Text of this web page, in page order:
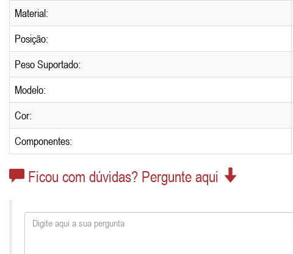
Material:
Posição:
Peso Suportado:
Modelo:
Cor:
Componentes:
Ficou com dúvidas? Pergunte aqui